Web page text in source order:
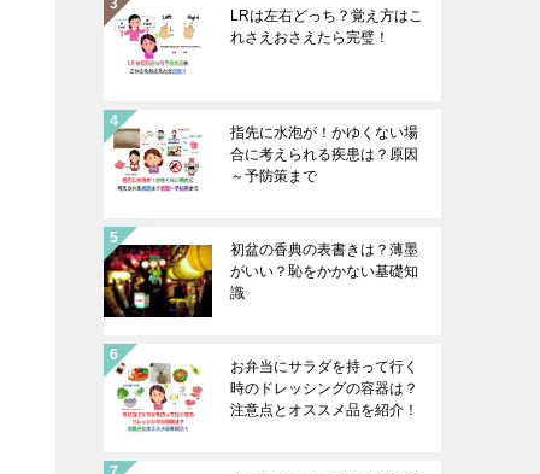
LRは左右どっち？覚え方はこ
れさえおさえたら完璧！
指先に水泡が！かゆくない場
合に考えられる疾患は？原因
～予防策まで
初盆の香典の表書きは？薄墨
がいい？恥をかかない基礎知
識
お弁当にサラダを持って行く
時のドレッシングの容器は？
注意点とオススメ品を紹介！